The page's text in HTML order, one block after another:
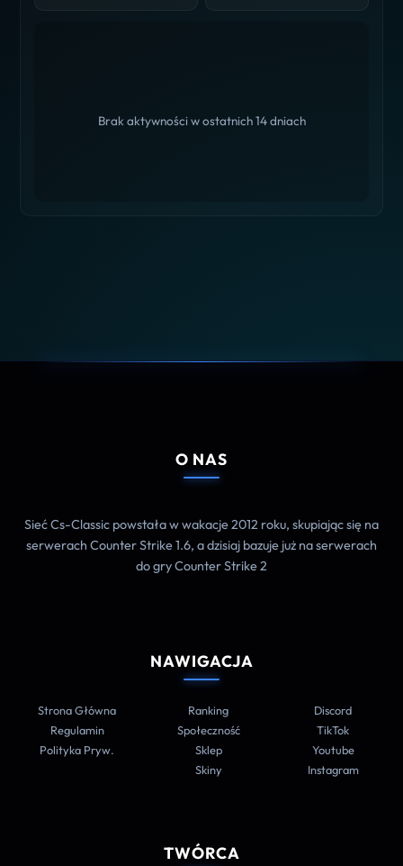
Brak aktywności w ostatnich 14 dniach
O NAS
Sieć Cs-Classic powstała w wakacje 2012 roku, skupiając się na
serwerach Counter Strike 1.6, a dzisiaj bazuje już na serwerach
do gry Counter Strike 2
NAWIGACJA
Strona Główna
Regulamin
Polityka Pryw.
Ranking
Społeczność
Sklep
Skiny
Discord
TikTok
Youtube
Instagram
TWÓRCA